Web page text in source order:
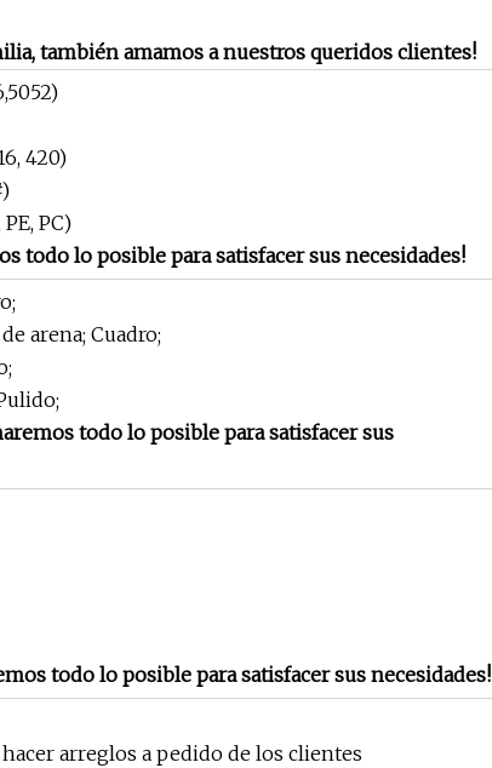
también amamos a nuestros queridos clientes!
420)
PC)
todo lo posible para satisfacer sus necesidades!
arena; Cuadro;
todo lo posible para satisfacer sus
todo lo posible para satisfacer sus necesidades!
arreglos a pedido de los clientes